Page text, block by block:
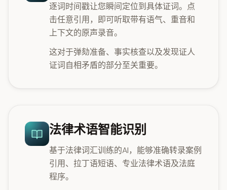
逐词时间戳让您瞬间定位到具体证词。点
击任意引用，即可听取带有语气、重音和
上下文的原声录音。
这对于弹劾准备、事实核查以及发现证人
证词自相矛盾的部分至关重要。
法律术语智能识别
基于法律词汇训练的AI，能够准确转录案例
引用、拉丁语短语、专业法律术语及法庭
程序。